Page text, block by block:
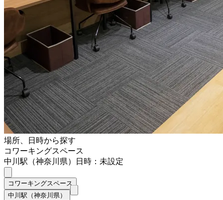
場所、日時から探す
コワーキングスペース
中川駅（神奈川県）
日時：未設定
コワーキングスペース
中川駅（神奈川県）